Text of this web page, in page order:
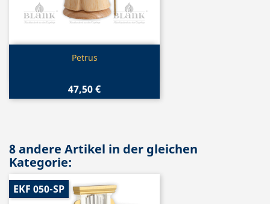
Vorschau
Petrus
47,50 €
8 andere Artikel in der gleichen
Kategorie:
EKF 050-SP